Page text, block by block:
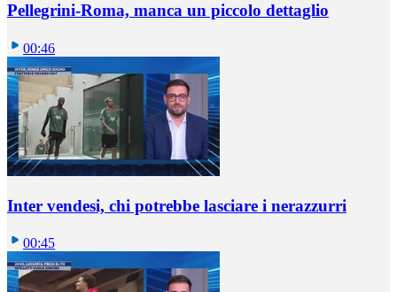
Pellegrini-Roma, manca un piccolo dettaglio
00:46
Inter vendesi, chi potrebbe lasciare i nerazzurri
00:45